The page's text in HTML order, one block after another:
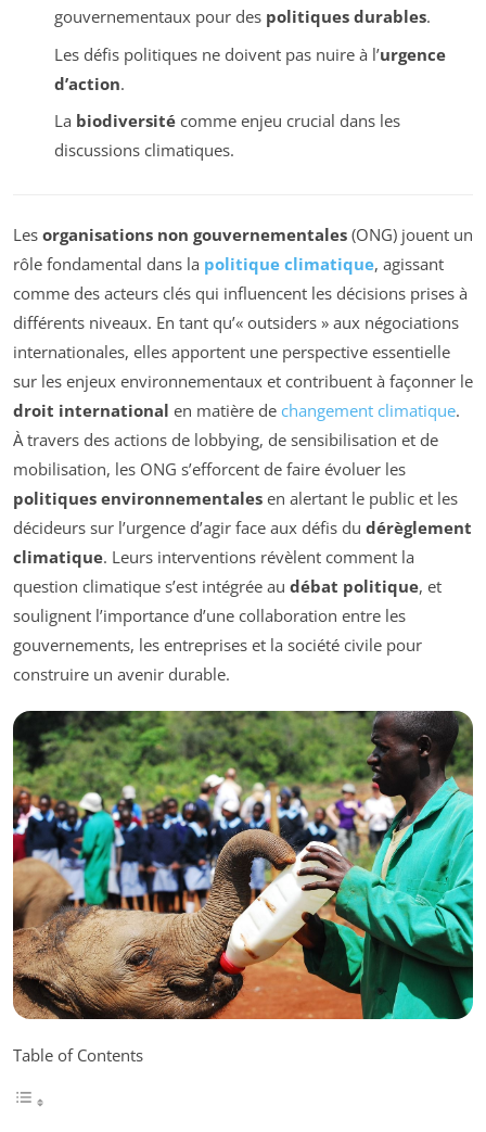
gouvernementaux pour des politiques durables.
Les défis politiques ne doivent pas nuire à l’urgence
d’action.
La biodiversitécomme enjeu crucial dans les
discussions climatiques.
Les organisations non gouvernementales (ONG) jouent un
rôle fondamental dans la politique climatique, agissant
comme des acteurs clés qui influencent les décisions prises à
différents niveaux. En tant qu’« outsiders » aux négociations
internationales, elles apportent une perspective essentielle
sur les enjeux environnementaux et contribuent à façonner le
droit international en matière de changement climatique.
À travers des actions de lobbying, de sensibilisation et de
mobilisation, les ONG s’efforcent de faire évoluer les
politiques environnementales en alertant le public et les
décideurs sur l’urgence d’agir face aux défis du dérèglement
climatique. Leurs interventions révèlent comment la
question climatique s’est intégrée au débat politique, et
soulignent l’importance d’une collaboration entre les
gouvernements, les entreprises et la société civile pour
construire un avenir durable.
Table of Contents